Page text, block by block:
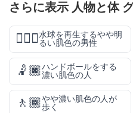
さらに表示 人物と体
🤽🏼‍♂️水球を再生するやや明
るい肌色の男性
🤾🏿ハンドボールをする
濃い肌色の人
🚶🏾やや濃い肌色の人が
歩く